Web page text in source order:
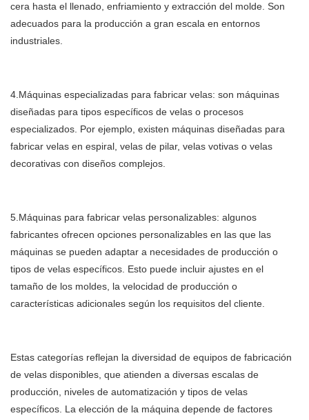
cera hasta el llenado, enfriamiento y extracción del molde. Son
adecuados para la producción a gran escala en entornos
industriales.
4.Máquinas especializadas para fabricar velas: son máquinas
diseñadas para tipos específicos de velas o procesos
especializados. Por ejemplo, existen máquinas diseñadas para
fabricar velas en espiral, velas de pilar, velas votivas o velas
decorativas con diseños complejos.
5.Máquinas para fabricar velas personalizables: algunos
fabricantes ofrecen opciones personalizables en las que las
máquinas se pueden adaptar a necesidades de producción o
tipos de velas específicos. Esto puede incluir ajustes en el
tamaño de los moldes, la velocidad de producción o
características adicionales según los requisitos del cliente.
Estas categorías reflejan la diversidad de equipos de fabricación
de velas disponibles, que atienden a diversas escalas de
producción, niveles de automatización y tipos de velas
específicos. La elección de la máquina depende de factores